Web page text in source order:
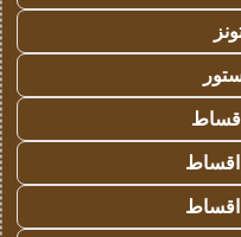
اقساط
اقساط